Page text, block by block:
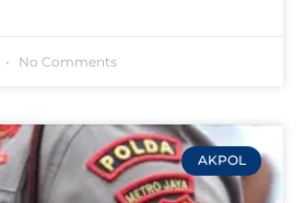
No Comments
AKPOL